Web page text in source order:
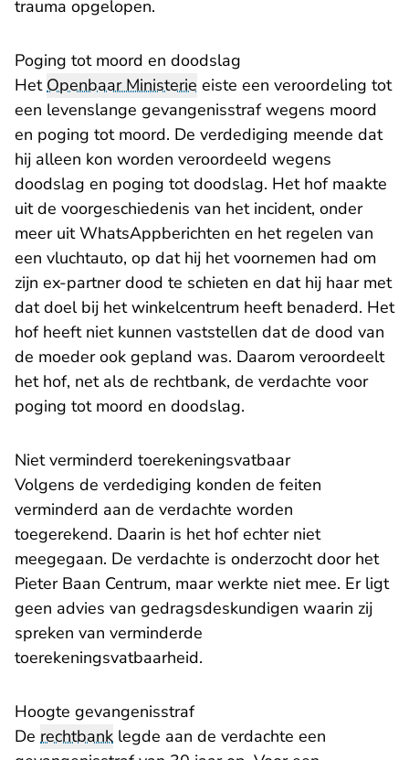
trauma opgelopen.
Poging tot moord en doodslag
HetOpenbaar Ministerie eiste een veroordeling tot
een levenslange gevangenisstraf wegens moord
en poging tot moord. De verdediging meende dat
hij alleen kon worden veroordeeld wegens
doodslag en poging tot doodslag. Het hof maakte
uit de voorgeschiedenis van het incident, onder
meer uit WhatsAppberichten en het regelen van
een vluchtauto, op dat hij het voornemen had om
zijn ex-partner dood te schieten en dat hij haar met
dat doel bij het winkelcentrum heeft benaderd. Het
hof heeft niet kunnen vaststellen dat de dood van
de moeder ook gepland was. Daarom veroordeelt
het hof, net als de rechtbank, de verdachte voor
poging tot moord en doodslag.
Niet verminderd toerekeningsvatbaar
Volgens de verdediging konden de feiten
verminderd aan de verdachte worden
toegerekend. Daarin is het hof echter niet
meegegaan. De verdachte is onderzocht door het
Pieter Baan Centrum, maar werkte niet mee. Er ligt
geen advies van gedragsdeskundigen waarin zij
spreken van verminderde
toerekeningsvatbaarheid.
Hoogte gevangenisstraf
De rechtbank legde aan de verdachte een